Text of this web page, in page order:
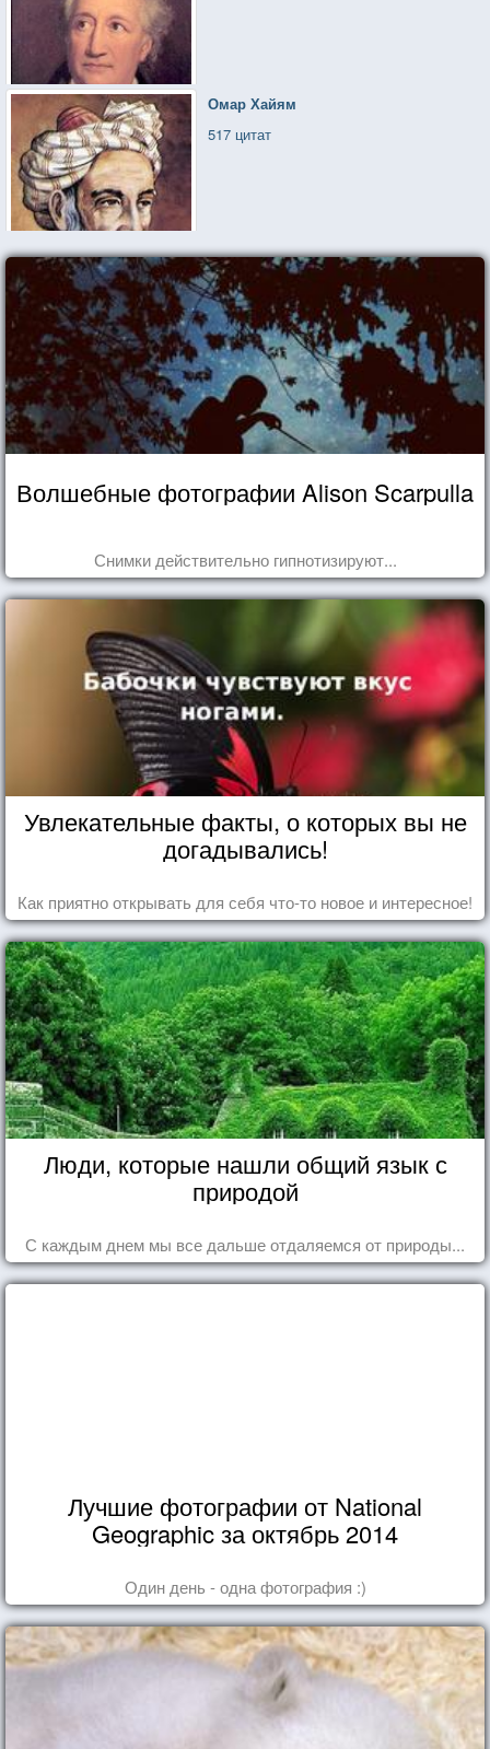
Омар Хайям
517 цитат
Волшебные фотографии Alison Scarpulla
Снимки действительно гипнотизируют...
Увлекательные факты, о которых вы не
догадывались!
Как приятно открывать для себя что-то новое и интересное!
Люди, которые нашли общий язык с
природой
С каждым днем мы все дальше отдаляемся от природы...
Лучшие фотографии от National
Geographic за октябрь 2014
Один день - одна фотография :)